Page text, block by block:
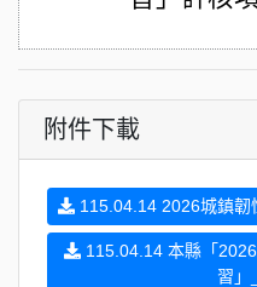
附件下載
115.04.14 2026城鎮韌
115.04.14 本縣「
習」